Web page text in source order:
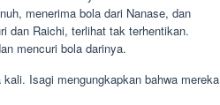
menerima bola dari Nanase, dan
dan Raichi, terlihat tak terhentikan.
mencuri bola darinya.
Isagi mengungkapkan bahwa mereka